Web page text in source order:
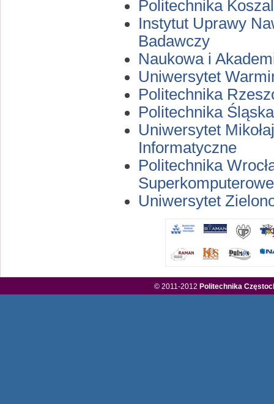
Politechnika
Instytut Uprawy
Badawczy
Naukowa i
Uniwersytet
Politechnika
Politechnika
Uniwersytet
Informatyczne
Politechnika
Superkomputerowe
Uniwersytet
© 2011-2012 Politechnika